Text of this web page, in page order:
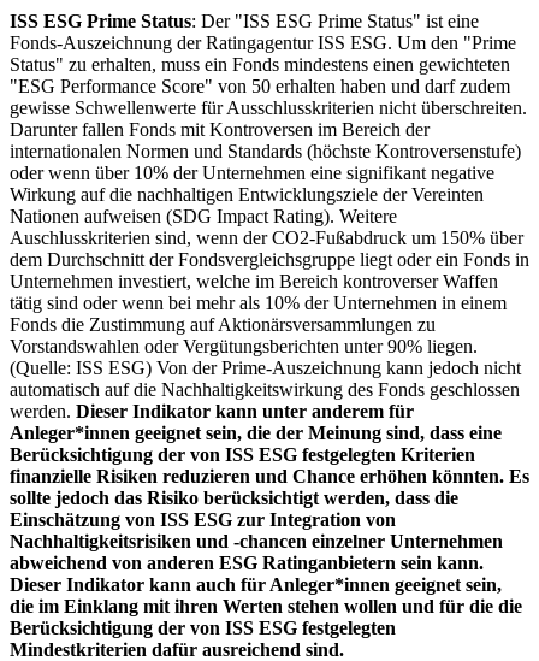
ISS ESG Prime Status: Der "ISS ESG Prime Status" ist eine
Fonds-Auszeichnung der Ratingagentur ISS ESG. Um den "Prime
Status" zu erhalten, muss ein Fonds mindestens einen gewichteten
"ESG Performance Score" von 50 erhalten haben und darf zudem
gewisse Schwellenwerte für Ausschlusskriterien nicht überschreiten.
Darunter fallen Fonds mit Kontroversen im Bereich der
internationalen Normen und Standards (höchste Kontroversenstufe)
oder wenn über 10% der Unternehmen eine signifikant negative
Wirkung auf die nachhaltigen Entwicklungsziele der Vereinten
Nationen aufweisen (SDG Impact Rating). Weitere
Auschlusskriterien sind, wenn der CO2-Fußabdruck um 150% über
dem Durchschnitt der Fondsvergleichsgruppe liegt oder ein Fonds in
Unternehmen investiert, welche im Bereich kontroverser Waffen
tätig sind oder wenn bei mehr als 10% der Unternehmen in einem
Fonds die Zustimmung auf Aktionärsversammlungen zu
Vorstandswahlen oder Vergütungsberichten unter 90% liegen.
(Quelle: ISS ESG) Von der Prime-Auszeichnung kann jedoch nicht
automatisch auf die Nachhaltigkeitswirkung des Fonds geschlossen
werden. Dieser Indikator kann unter anderem für
Anleger*innen geeignet sein, die der Meinung sind, dass eine
Berücksichtigung der von ISS ESG festgelegten Kriterien
finanzielle Risiken reduzieren und Chance erhöhen könnten. Es
sollte jedoch das Risiko berücksichtigt werden, dass die
Einschätzung von ISS ESG zur Integration von
Nachhaltigkeitsrisiken und -chancen einzelner Unternehmen
abweichend von anderen ESG Ratinganbietern sein kann.
Dieser Indikator kann auch für Anleger*innen geeignet sein,
die im Einklang mit ihren Werten stehen wollen und für die die
Berücksichtigung der von ISS ESG festgelegten
Mindestkriterien dafür ausreichend sind.